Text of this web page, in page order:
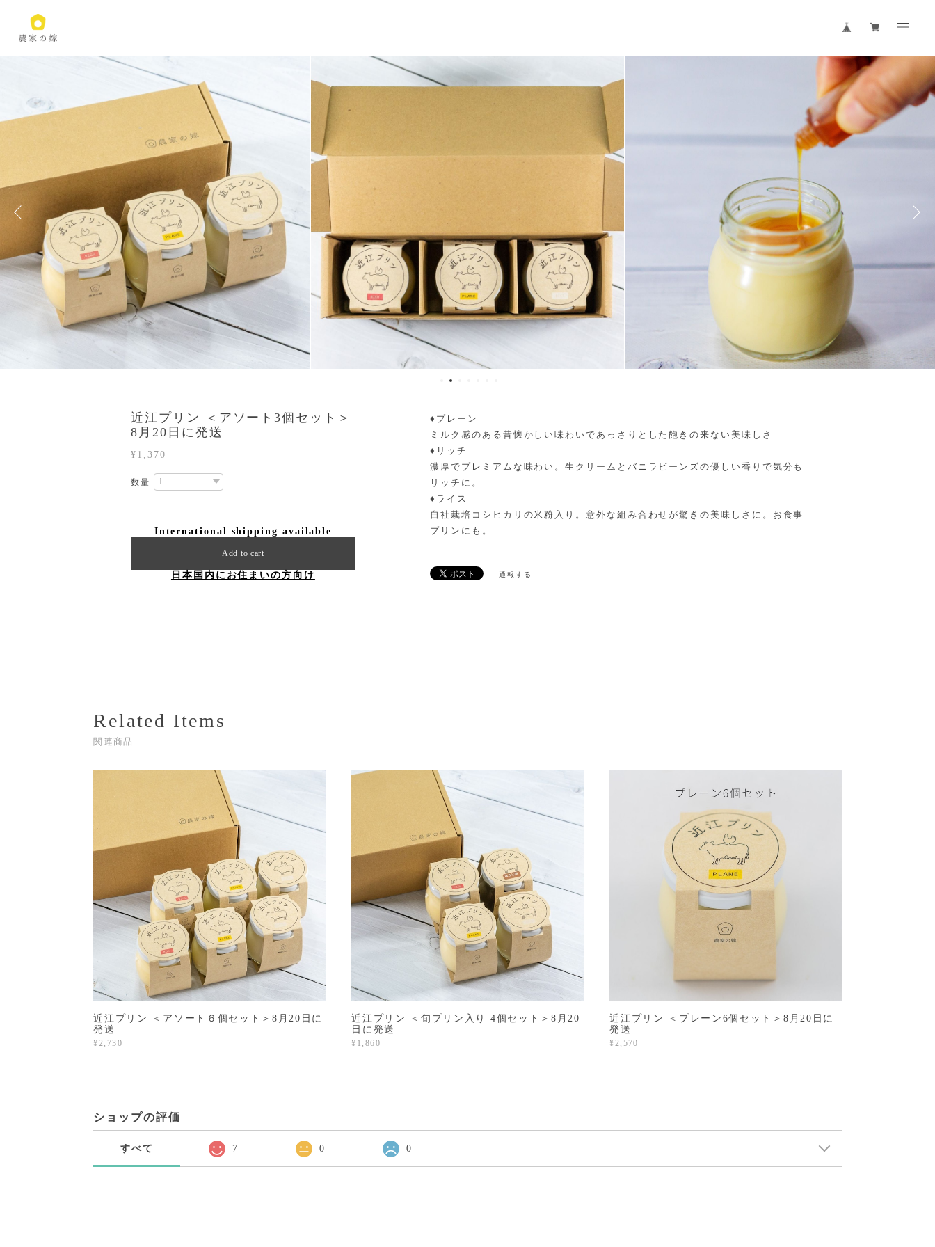
近江プリン ＜アソート3個セット＞
8月20日に発送
¥1,370
数量
International shipping available
Add to cart
日本国内にお住まいの方向け
♦プレーン
ミルク感のある昔懐かしい味わいであっさりとした飽きの来ない美味しさ
♦リッチ
濃厚でプレミアムな味わい。生クリームとバニラビーンズの優しい香りで気分も
リッチに。
♦ライス
自社栽培コシヒカリの米粉入り。意外な組み合わせが驚きの美味しさに。お食事
プリンにも。
通報する
Related Items
関連商品
近江プリン ＜アソート６個セット＞8月20日に
発送
¥2,730
近江プリン ＜旬プリン入り 4個セット＞8月20
日に発送
¥1,860
近江プリン ＜プレーン6個セット＞8月20日に
発送
¥2,570
ショップの評価
すべて 7 0 0